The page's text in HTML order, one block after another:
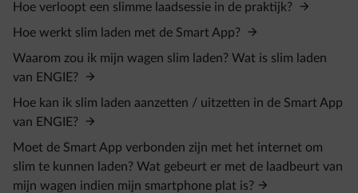
Hoe verloopt een slimme laadsessie in de praktijk?
Hoe werkt slim laden met de Smart App?
Waarom zou ik mijn wagen slim laden? Wat is slim laden
van ENGIE?
Hoe kan ik slim laden aanzetten / uitzetten in de Smart App
van ENGIE?
Moet de Smart App verbonden zijn met het internet om
slim te kunnen laden? Wat gebeurt er met de laadbeurt van
mijn wagen indien mijn smartphone plat is?